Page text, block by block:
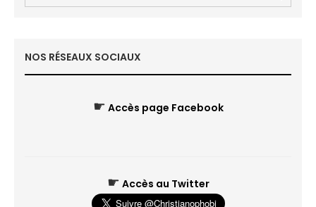
NOS RÉSEAUX SOCIAUX
☛ Accès page Facebook
☛ Accès au Twitter